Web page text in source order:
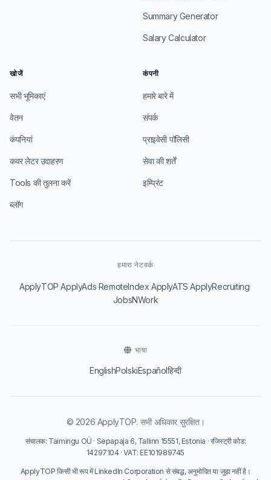
Summary Generator
Salary Calculator
खोजें
सभी भूमिकाएं
वेतन
कंपनियां
कवर लेटर उदाहरण
Tools की तुलना करें
ब्लॉग
कंपनी
हमारे बारे में
संपर्क
प्राइवेसी पॉलिसी
सेवा की शर्तें
इम्प्रिंट
हमारा नेटवर्क
ApplyTOP·ApplyAds·RemoteIndex·ApplyATS·ApplyRecruiting·
JobsNWork
भाषा
EnglishPolskiEspañolहिन्दी
© 2026 ApplyTOP. सभी अधिकार सुरक्षित।
संचालक: Taimingu OÜ · Sepapaja 6, Tallinn 15551, Estonia · रजिस्ट्री कोड:
14297104 · VAT: EE101989745
ApplyTOP किसी भी रूप में LinkedIn Corporation से संबद्ध, अनुमोदित या जुड़ा नहीं है।